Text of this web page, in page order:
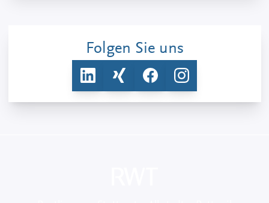
Folgen Sie uns